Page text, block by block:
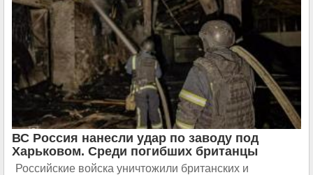
ВС Россия нанесли удар по заводу под
Харьковом. Среди погибших британцы
Российские войска уничтожили британских и